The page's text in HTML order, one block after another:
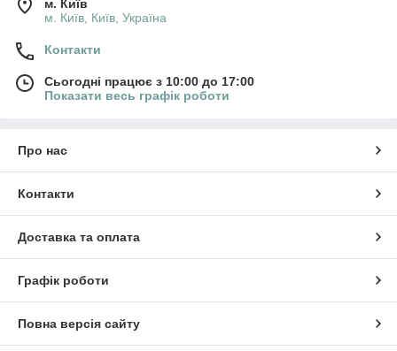
м. Київ
м. Київ, Київ, Україна
Контакти
Сьогодні працює з 10:00 до 17:00
Показати весь графік роботи
Про нас
Контакти
Доставка та оплата
Графік роботи
Повна версія сайту